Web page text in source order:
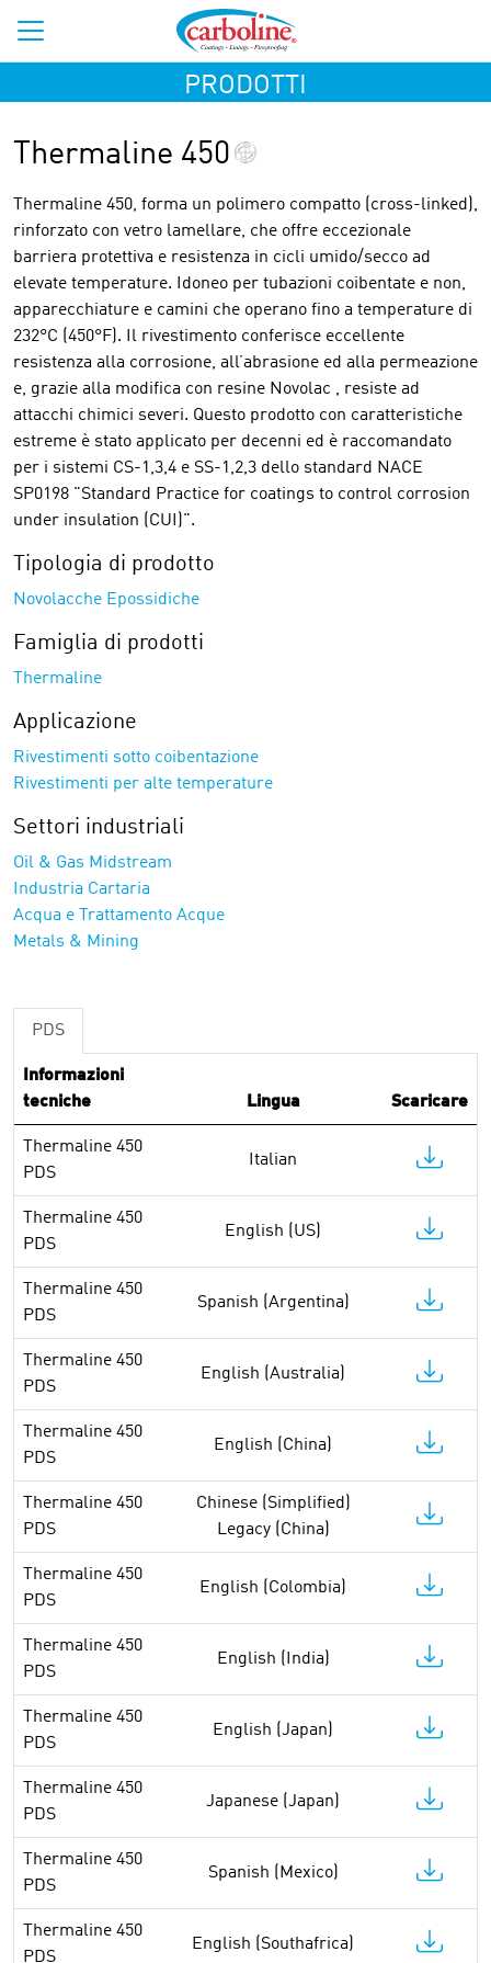
PRODOTTI
Thermaline 450
Thermaline 450, forma un polimero compatto (cross-linked),
rinforzato con vetro lamellare, che offre eccezionale
barriera protettiva e resistenza in cicli umido/secco ad
elevate temperature. Idoneo per tubazioni coibentate e non,
apparecchiature e camini che operano fino a temperature di
232°C (450°F). Il rivestimento conferisce eccellente
resistenza alla corrosione, all’abrasione ed alla permeazione
e, grazie alla modifica con resine Novolac , resiste ad
attacchi chimici severi. Questo prodotto con caratteristiche
estreme è stato applicato per decenni ed è raccomandato
per i sistemi CS-1,3,4 e SS-1,2,3 dello standard NACE
SP0198 "Standard Practice for coatings to control corrosion
under insulation (CUI)".
Tipologia di prodotto
Novolacche Epossidiche
Famiglia di prodotti
Thermaline
Applicazione
Rivestimenti sotto coibentazione
Rivestimenti per alte temperature
Settori industriali
Oil & Gas Midstream
Industria Cartaria
Acqua e Trattamento Acque
Metals & Mining
PDS
Informazioni
tecniche
Lingua Scaricare
Thermaline 450
PDS
Italian
Thermaline 450
PDS
English (US)
Thermaline 450
PDS
Spanish (Argentina)
Thermaline 450
PDS
English (Australia)
Thermaline 450
PDS
English (China)
Thermaline 450
PDS
Chinese (Simplified)
Legacy (China)
Thermaline 450
PDS
English (Colombia)
Thermaline 450
PDS
English (India)
Thermaline 450
PDS
English (Japan)
Thermaline 450
PDS
Japanese (Japan)
Thermaline 450
PDS
Spanish (Mexico)
Thermaline 450
PDS
English (Southafrica)